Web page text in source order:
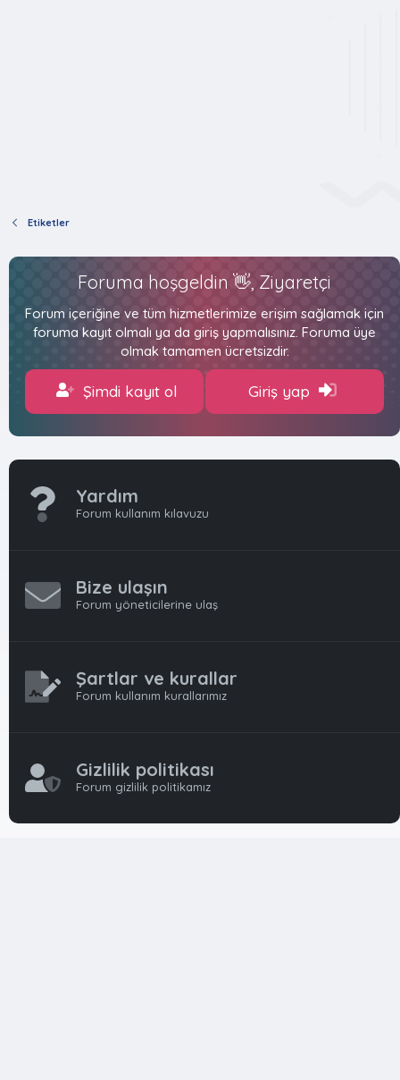
Etiketler
Foruma hoşgeldin 👋, Ziyaretçi
Forum içeriğine ve tüm hizmetlerimize erişim sağlamak için
foruma kayıt olmalı ya da giriş yapmalısınız. Foruma üye
olmak tamamen ücretsizdir.
Şimdi kayıt ol Giriş yap
Yardım
Forum kullanım kılavuzu
Bize ulaşın
Forum yöneticilerine ulaş
Şartlar ve kurallar
Forum kullanım kurallarımız
Gizlilik politikası
Forum gizlilik politikamız